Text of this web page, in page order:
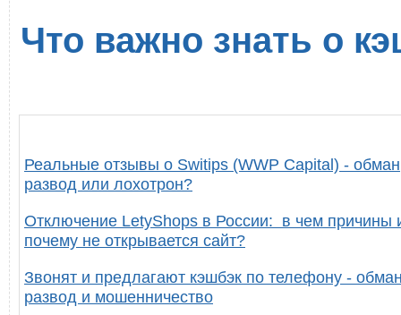
Что важно знать о
Реальные отзывы о Switips (WWP Capital) -
развод или лохотрон?
Отключение LetyShops в России: в чем причины
почему не открывается сайт?
Звонят и предлагают кэшбэк по телефону -
развод и мошенничество